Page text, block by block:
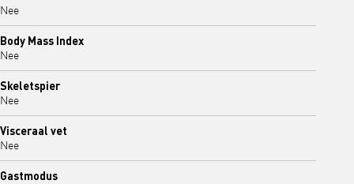
Nee
Body Mass Index
Nee
Skeletspier
Nee
Visceraal vet
Nee
Gastmodus